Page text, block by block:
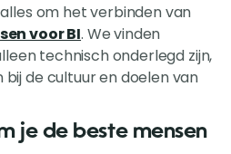
om het verbinden van
voor BI. We vinden
technisch onderlegd zijn,
de cultuur en doelen van
je de beste mensen